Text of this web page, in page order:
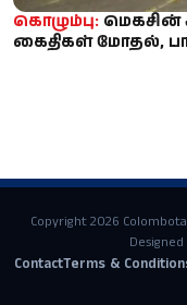
கொழும்பு: மெகசின்
கைதிகள் மோதல்,
Copyright 2026
ContactTerms &